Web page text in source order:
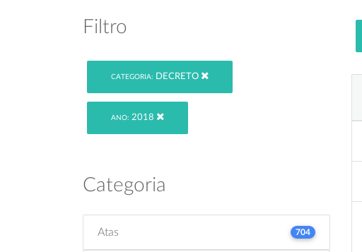
Filtro
CATEGORIA: DECRETO
ANO: 2018
Categoria
Atas 704